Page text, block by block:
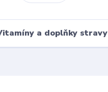
a doplňky stravy